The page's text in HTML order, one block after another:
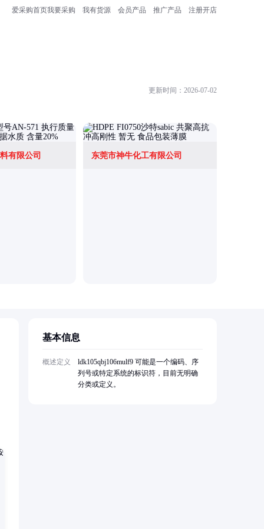
爱采购首页我要采购 我有货源 会员产品 推广产品 注册开店
更新时间：2026-07-02
有限公司 东莞市神牛化工有限公司
基本信息
概述定义
ldk105qbj106mulf9 可能是一个编码、序
列号或特定系统的标识符，目前无明确
分类或定义。